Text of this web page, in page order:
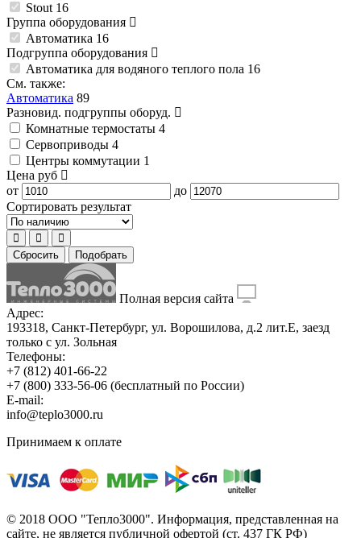
Stout 16
Группа оборудования
Автоматика 16
Подгруппа оборудования
Автоматика для водяного теплого пола 16
См. также:
Автоматика 89
Разновид. подгруппы оборуд.
Комнатные термостаты 4
Сервоприводы 4
Центры коммутации 1
Цена руб
от
до
Сортировать результат
Сбросить Подобрать
Полная версия сайта
Адрес:
193318, Санкт-Петербург, ул. Ворошилова, д.2 лит.Е, заезд
только с ул. Зольная
Телефоны:
+7 (812) 401-66-22
+7 (800) 333-56-06 (бесплатный по России)
E-mail:
info@teplo3000.ru
Принимаем к оплате
© 2018 ООО "Тепло3000". Информация, представленная на
сайте, не является публичной офертой (ст. 437 ГК РФ)